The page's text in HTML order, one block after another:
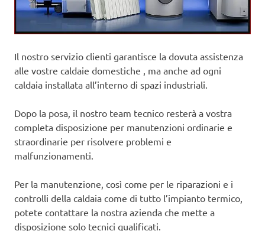
Il nostro servizio clienti garantisce la dovuta assistenza
alle vostre caldaie domestiche , ma anche ad ogni
caldaia installata all’interno di spazi industriali.
Dopo la posa, il nostro team tecnico resterà a vostra
completa disposizione per manutenzioni ordinarie e
straordinarie per risolvere problemi e
malfunzionamenti.
Per la manutenzione, così come per le riparazioni e i
controlli della caldaia come di tutto l’impianto termico,
potete contattare la nostra azienda che mette a
disposizione solo tecnici qualificati.